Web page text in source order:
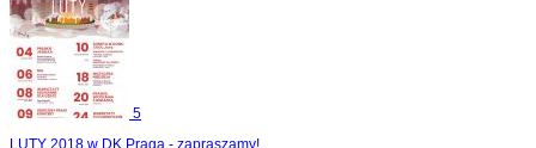
5
LUTY 2018 w DK Praga - zapraszamy!